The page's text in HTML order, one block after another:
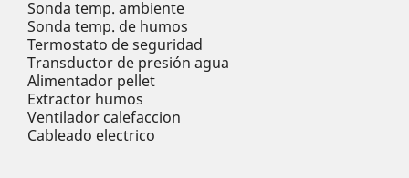
Sonda temp. ambiente
Sonda temp. de humos
Termostato de seguridad
Transductor de presión agua
Alimentador pellet
Extractor humos
Ventilador calefaccion
Cableado electrico